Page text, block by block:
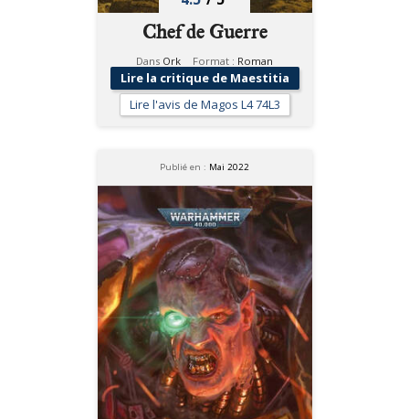
Chef de Guerre
Dans Ork Format : Roman
Lire la critique de Maestitia
Lire l'avis de Magos L4 74L3
Publié en : Mai 2022